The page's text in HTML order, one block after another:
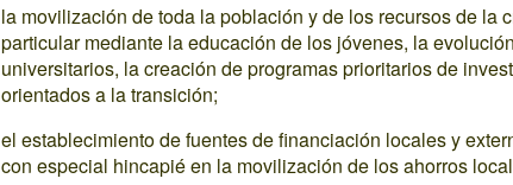
la movilización de toda la población y de los recursos de la
particular mediante la educación de los jóvenes, la
universitarios, la creación de programas prioritarios de
orientados a la transición;
el establecimiento de fuentes de financiación locales y
con especial hincapié en la movilización de los ahorros